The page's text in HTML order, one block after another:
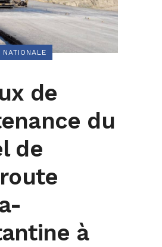
NATIONALE
de
du
de
à